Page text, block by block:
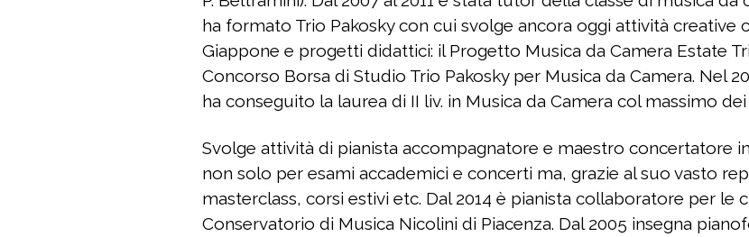
ha formato Trio Pakosky con cui svolge ancora oggi attività creative
Giappone e progetti didattici: il Progetto Musica da Camera Estate
Concorso Borsa di Studio Trio Pakosky per Musica da Camera. Nel
ha conseguito la laurea di II liv. in Musica da Camera col massimo
Svolge attività di pianista accompagnatore e maestro concertatore
non solo per esami accademici e concerti ma, grazie al suo vasto
masterclass, corsi estivi etc. Dal 2014 è pianista collaboratore per le
Conservatorio di Musica Nicolini di Piacenza. Dal 2005 insegna